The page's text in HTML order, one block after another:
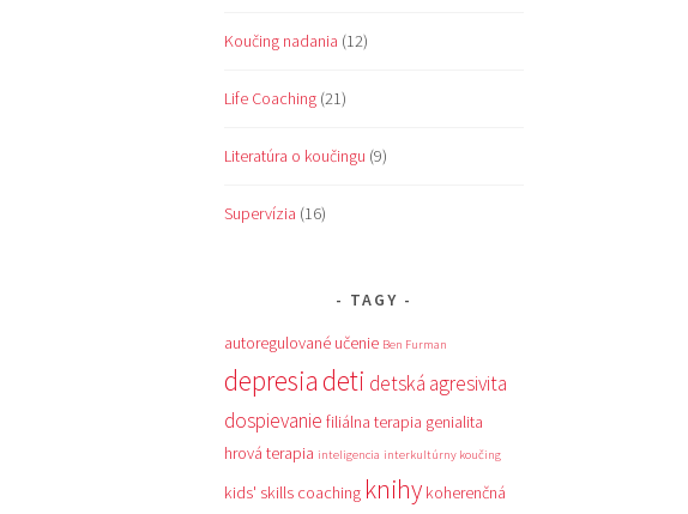
Koučing nadania (12)
Life Coaching (21)
Literatúra o koučingu (9)
Supervízia (16)
TAGY
autoregulované učenie Ben Furman
depresiadeti detská agresivita
dospievanie filiálna terapia genialita
hrová terapia inteligencia interkultúrny koučing
kids' skills coaching knihy koherenčná